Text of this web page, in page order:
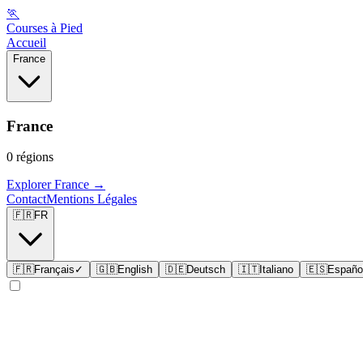
🏃
Courses à Pied
Accueil
France
France
0 régions
Explorer France →
ContactMentions Légales
🇫🇷FR
🇫🇷Français ✓ 🇬🇧English 🇩🇪Deutsch 🇮🇹Italiano 🇪🇸Español